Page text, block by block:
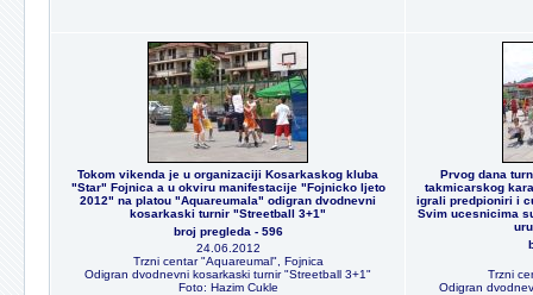
Tokom vikenda je u organizaciji Kosarkaskog kluba
"Star" Fojnica a u okviru manifestacije "Fojnicko ljeto
2012" na platou "Aquareumala" odigran dvodnevni
kosarkaski turnir "Streetball 3+1"
broj pregleda - 596
24.06.2012
Trzni centar "Aquareumal", Fojnica
Odigran dvodnevni kosarkaski turnir "Streetball 3+1"
Foto: Hazim Cukle
Prvog dana
takmicarskog
igrali predpioniri i
Svim ucesnicima
Trzni
Odigran